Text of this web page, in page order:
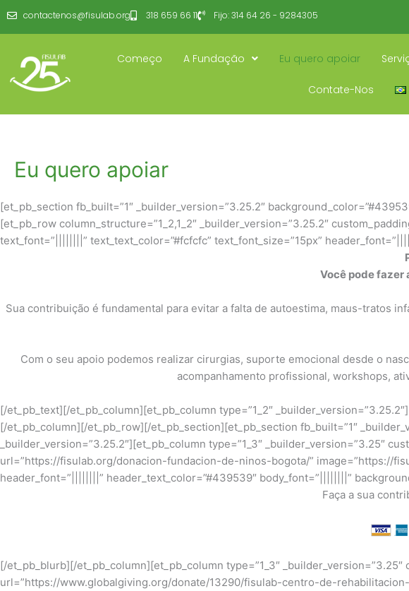
conteúdo
contactenos@fisulab.org 318 659 66 11 Fijo: 314 64 26 - 9284305
Começo A Fundação Eu quero apoiar
Contate-Nos
Eu quero apoiar
[et_pb_section fb_built=”1″ _builder_version=”3.25.2″
[et_pb_row column_structure=”1_2,1_2″ _builder_version=”3.25.2″
text_font=”||||||||” text_text_color=”#fcfcfc” text_font_size=”15px”
Você pode fazer
Sua contribuição é fundamental para evitar a falta de autoestima, maus-tratos
Com o seu apoio podemos realizar cirurgias, suporte emocional desde o
acompanhamento profissional, workshops,
[/et_pb_text][/et_pb_column][et_pb_column type=”1_2″
[/et_pb_column][/et_pb_row][/et_pb_section][et_pb_section fb_built=”1″
_builder_version=”3.25.2″][et_pb_column type=”1_3″ _builder_version=”3.25″
url=”https://fisulab.org/donacion-fundacion-de-ninos-bogota/” image=”https://
header_font=”||||||||” header_text_color=”#439539″ body_font=”||||||||”
Faça a sua
[/et_pb_blurb][/et_pb_column][et_pb_column type=”1_3″
url=”https://www.globalgiving.org/donate/13290/fisulab-centro-de-